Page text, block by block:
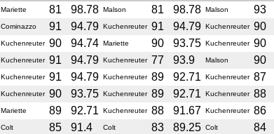
Mariette 81 98.78 Malson 81 98.78 Malson 93
Cominazzo 91 94.79 Kuchenreuter 91 94.79 Kuchenreuter 90
Kuchenreuter 90 94.74 Mariette 90 93.75 Kuchenreuter 90
Kuchenreuter 91 94.79 Kuchenreuter 77 93.9 Malson 90
Kuchenreuter 91 94.79 Kuchenreuter 89 92.71 Kuchenreuter 87
Kuchenreuter 90 93.75 Kuchenreuter 89 92.71 Kuchenreuter 88
Mariette 89 92.71 Kuchenreuter 88 91.67 Kuchenreuter 86
Colt 85 91.4 Colt 83 89.25 Colt 84